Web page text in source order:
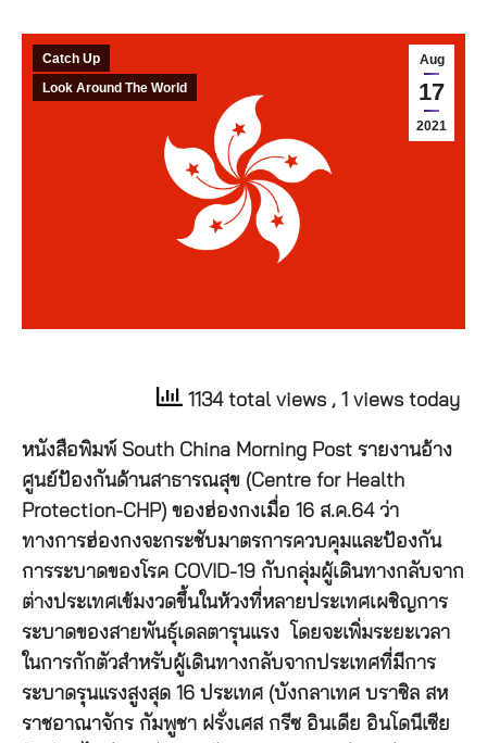
Aug
17
2021
Catch Up
Look Around The World
1134 total views , 1 views today
หนังสือพิมพ์ South China Morning Post รายงานอ้าง
ศูนย์ป้องกันด้านสาธารณสุข (Centre for Health
Protection-CHP) ของฮ่องกงเมื่อ 16 ส.ค.64 ว่า
ทางการฮ่องกงจะกระชับมาตรการควบคุมและป้องกัน
การระบาดของโรค COVID-19 กับกลุ่มผู้เดินทางกลับจาก
ต่างประเทศเข้มงวดขึ้นในห้วงที่หลายประเทศเผชิญการ
ระบาดของสายพันธุ์เดลตารุนแรง โดยจะเพิ่มระยะเวลา
ในการกักตัวสำหรับผู้เดินทางกลับจากประเทศที่มีการ
ระบาดรุนแรงสูงสุด 16 ประเทศ (บังกลาเทศ บราซิล สห
ราชอาณาจักร กัมพูชา ฝรั่งเศส กรีซ อินเดีย อินโดนีเซีย